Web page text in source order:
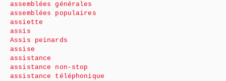
assemblées générales
assemblées populaires
assiette
assis
Assis peinards
assise
assistance
assistance non-stop
assistance téléphonique